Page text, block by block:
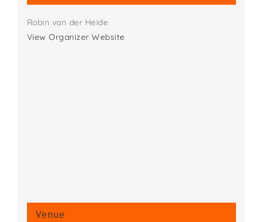
Robin van der Heide
View Organizer Website
Venue